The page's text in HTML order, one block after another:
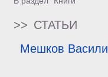
>> СТАТЬИ
Мешков